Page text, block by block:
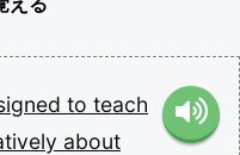
える
to teach
about